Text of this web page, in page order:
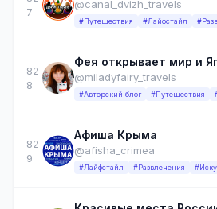
7
@canal_dvizh_travels
#Путешествия #Лайфстайл
82
8
Фея открывает мир и
@miladyfairy_travels
#Авторский блог #Путешествия
82
9
Афиша Крыма
@afisha_crimea
#Лайфстайл #Развлечения